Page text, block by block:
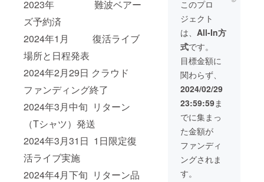
2023年 難波ベアー
ズ予約済
2024年1月 復活ライブ
場所と日程発表
2024年2月29日 クラウド
ファンディング終了
2024年3月中旬 リターン
（Tシャツ）発送
2024年3月31日 1日限定復
活ライブ実施
2024年4月下旬 リターン品
g the
recordi
ng of
E・I・
H・A・
GIRL"
which
is an
unrelea
sed
song. It
was
familiar
song in
Keihan
ケット
リン
（B&vo
）のイ
ラスト
でし
た。 そ
んな有
カリン
炸裂の
レトロ
でポッ
プなイ
ラスト
デザイ
ンTシャ
二重 〇
インク
ジェッ
トプリ
ント 〇
ポケッ
ト有 京
阪GIRL
のCDを
〝ジャ
ケ買
い〟し
た人は
少なく
ないの
では？
京阪
デモ
（提供
方法：
mp3ダ
ウンロ
－ド
URLの
メール
送付）
〇有カ
リンデ
ザイン
京阪
GIRLT
シャツ
（提供
方法：
このプロ
ジェクト
は、 All-In方
式です。
目標金額に
関わらず、
2024/02/29
23:59:59ま
でに集まっ
た金額が
ファンディ
ングされま
す。